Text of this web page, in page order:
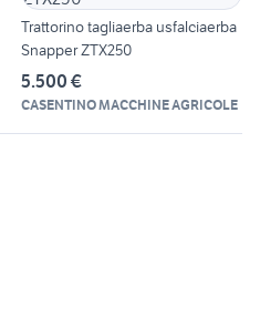
Trattorino tagliaerba usfalciaerba
Snapper ZTX250
5.500 €
CASENTINO MACCHINE AGRICOLE